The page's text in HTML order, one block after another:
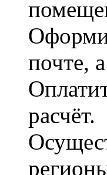
почте,
расчёт.